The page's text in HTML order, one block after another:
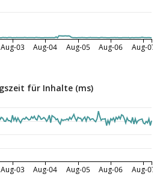
Aug-03 Aug-04 Aug-05 Aug-06 Aug-07
für Inhalte (ms)
Aug-03 Aug-04 Aug-05 Aug-06 Aug-07